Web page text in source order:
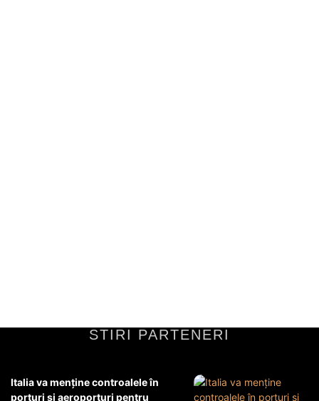
STIRI PARTENERI
Italia va menţine controalele în
porturi şi aeroporturi pentru